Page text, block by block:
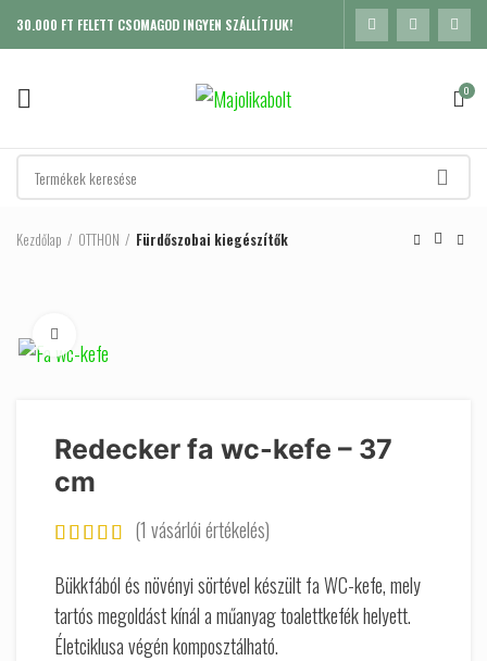
30.000 FT FELETT CSOMAGOD INGYEN SZÁLLÍTJUK!
0
Kezdőlap OTTHON Fürdőszobai kiegészítők
Redecker fa wc-kefe – 37
cm
(1 vásárlói értékelés)
Bükkfából és növényi sörtével készült fa WC-kefe, mely
tartós megoldást kínál a műanyag toalettkefék helyett.
Életciklusa végén komposztálható.